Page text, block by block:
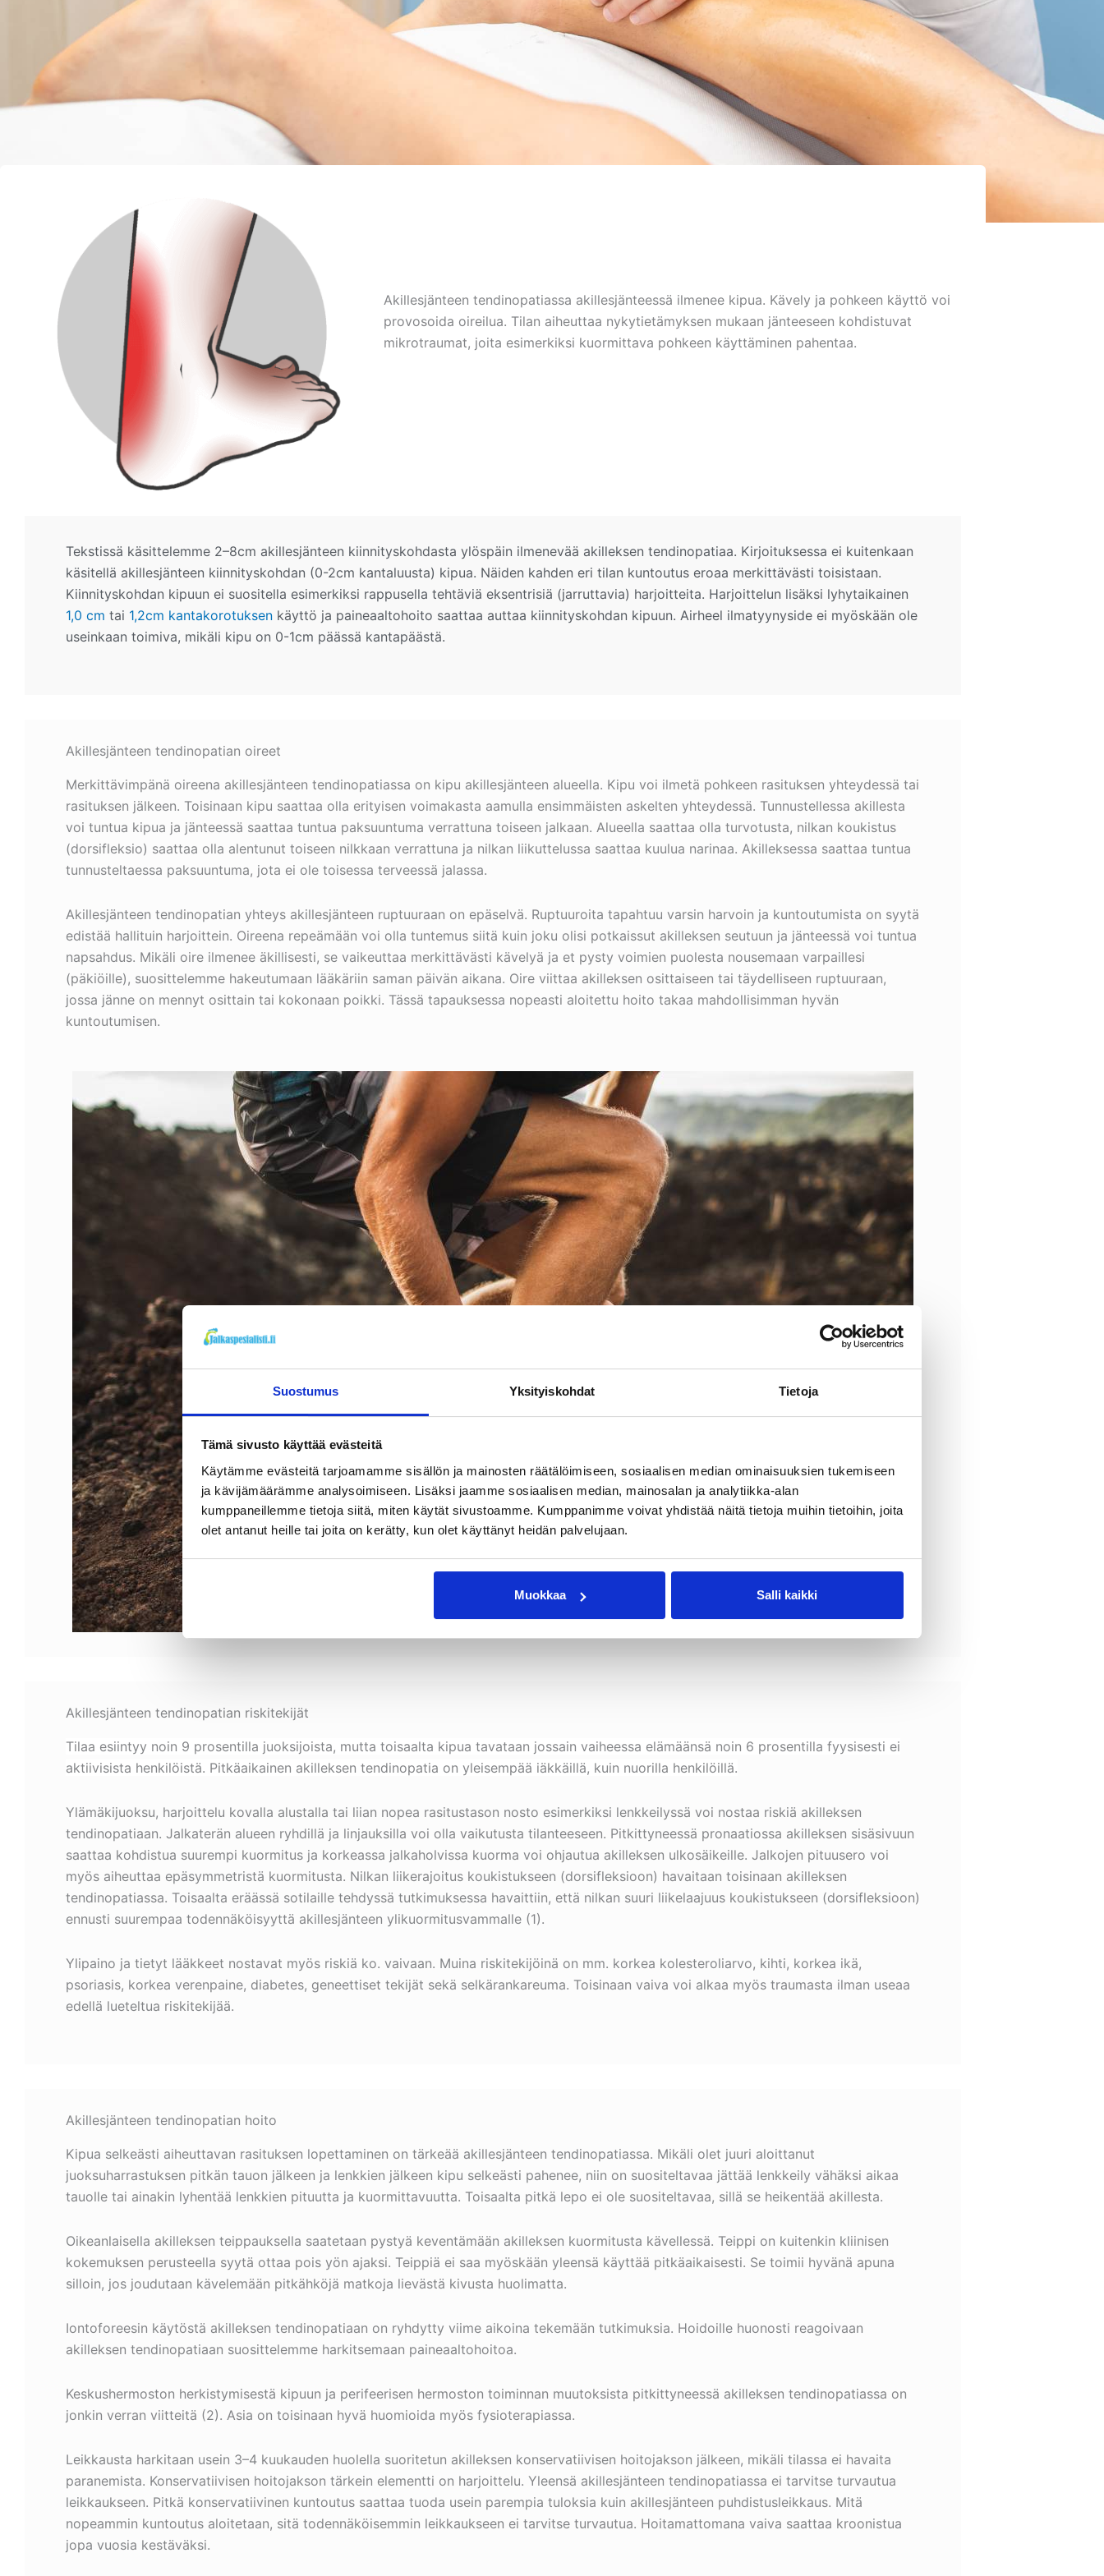
Suostumus Yksityiskohdat Tietoja
Tämä sivusto käyttää evästeitä
Käytämme evästeitä tarjoamamme sisällön ja mainosten räätälöimiseen, sosiaalisen median ominaisuuksien tukemiseen
ja kävijämäärämme analysoimiseen. Lisäksi jaamme sosiaalisen median, mainosalan ja analytiikka-alan
kumppaneillemme tietoja siitä, miten käytät sivustoamme. Kumppanimme voivat yhdistää näitä tietoja muihin tietoihin, joita
olet antanut heille tai joita on kerätty, kun olet käyttänyt heidän palvelujaan.
Muokkaa Salli kaikki
Akillesjänteen tendinopatiassa akillesjänteessä ilmenee kipua. Kävely ja pohkeen käyttö voi
provosoida oireilua. Tilan aiheuttaa nykytietämyksen mukaan jänteeseen kohdistuvat
mikrotraumat, joita esimerkiksi kuormittava pohkeen käyttäminen pahentaa.
Tekstissä käsittelemme 2–8cm akillesjänteen kiinnityskohdasta ylöspäin ilmenevää akilleksen tendinopatiaa. Kirjoituksessa ei kuitenkaan
käsitellä akillesjänteen kiinnityskohdan (0-2cm kantaluusta) kipua. Näiden kahden eri tilan kuntoutus eroaa merkittävästi toisistaan.
Kiinnityskohdan kipuun ei suositella esimerkiksi rappusella tehtäviä eksentrisiä (jarruttavia) harjoitteita. Harjoittelun lisäksi lyhytaikainen
1,0 cm tai 1,2cm kantakorotuksen käyttö ja paineaaltohoito saattaa auttaa kiinnityskohdan kipuun. Airheel ilmatyynyside ei myöskään ole
useinkaan toimiva, mikäli kipu on 0-1cm päässä kantapäästä.
Akillesjänteen tendinopatian oireet
Merkittävimpänä oireena akillesjänteen tendinopatiassa on kipu akillesjänteen alueella. Kipu voi ilmetä pohkeen rasituksen yhteydessä tai
rasituksen jälkeen. Toisinaan kipu saattaa olla erityisen voimakasta aamulla ensimmäisten askelten yhteydessä. Tunnustellessa akillesta
voi tuntua kipua ja jänteessä saattaa tuntua paksuuntuma verrattuna toiseen jalkaan. Alueella saattaa olla turvotusta, nilkan koukistus
(dorsifleksio) saattaa olla alentunut toiseen nilkkaan verrattuna ja nilkan liikuttelussa saattaa kuulua narinaa. Akilleksessa saattaa tuntua
tunnusteltaessa paksuuntuma, jota ei ole toisessa terveessä jalassa.
Akillesjänteen tendinopatian yhteys akillesjänteen ruptuuraan on epäselvä. Ruptuuroita tapahtuu varsin harvoin ja kuntoutumista on syytä
edistää hallituin harjoittein. Oireena repeämään voi olla tuntemus siitä kuin joku olisi potkaissut akilleksen seutuun ja jänteessä voi tuntua
napsahdus. Mikäli oire ilmenee äkillisesti, se vaikeuttaa merkittävästi kävelyä ja et pysty voimien puolesta nousemaan varpaillesi
(päkiöille), suosittelemme hakeutumaan lääkäriin saman päivän aikana. Oire viittaa akilleksen osittaiseen tai täydelliseen ruptuuraan,
jossa jänne on mennyt osittain tai kokonaan poikki. Tässä tapauksessa nopeasti aloitettu hoito takaa mahdollisimman hyvän
kuntoutumisen.
Akillesjänteen tendinopatian riskitekijät
Tilaa esiintyy noin 9 prosentilla juoksijoista, mutta toisaalta kipua tavataan jossain vaiheessa elämäänsä noin 6 prosentilla fyysisesti ei
aktiivisista henkilöistä. Pitkäaikainen akilleksen tendinopatia on yleisempää iäkkäillä, kuin nuorilla henkilöillä.
Ylämäkijuoksu, harjoittelu kovalla alustalla tai liian nopea rasitustason nosto esimerkiksi lenkkeilyssä voi nostaa riskiä akilleksen
tendinopatiaan. Jalkaterän alueen ryhdillä ja linjauksilla voi olla vaikutusta tilanteeseen. Pitkittyneessä pronaatiossa akilleksen sisäsivuun
saattaa kohdistua suurempi kuormitus ja korkeassa jalkaholvissa kuorma voi ohjautua akilleksen ulkosäikeille. Jalkojen pituusero voi
myös aiheuttaa epäsymmetristä kuormitusta. Nilkan liikerajoitus koukistukseen (dorsifleksioon) havaitaan toisinaan akilleksen
tendinopatiassa. Toisaalta eräässä sotilaille tehdyssä tutkimuksessa havaittiin, että nilkan suuri liikelaajuus koukistukseen (dorsifleksioon)
ennusti suurempaa todennäköisyyttä akillesjänteen ylikuormitusvammalle (1).
Ylipaino ja tietyt lääkkeet nostavat myös riskiä ko. vaivaan. Muina riskitekijöinä on mm. korkea kolesteroliarvo, kihti, korkea ikä,
psoriasis, korkea verenpaine, diabetes, geneettiset tekijät sekä selkärankareuma. Toisinaan vaiva voi alkaa myös traumasta ilman useaa
edellä lueteltua riskitekijää.
Akillesjänteen tendinopatian hoito
Kipua selkeästi aiheuttavan rasituksen lopettaminen on tärkeää akillesjänteen tendinopatiassa. Mikäli olet juuri aloittanut
juoksuharrastuksen pitkän tauon jälkeen ja lenkkien jälkeen kipu selkeästi pahenee, niin on suositeltavaa jättää lenkkeily vähäksi aikaa
tauolle tai ainakin lyhentää lenkkien pituutta ja kuormittavuutta. Toisaalta pitkä lepo ei ole suositeltavaa, sillä se heikentää akillesta.
Oikeanlaisella akilleksen teippauksella saatetaan pystyä keventämään akilleksen kuormitusta kävellessä. Teippi on kuitenkin kliinisen
kokemuksen perusteella syytä ottaa pois yön ajaksi. Teippiä ei saa myöskään yleensä käyttää pitkäaikaisesti. Se toimii hyvänä apuna
silloin, jos joudutaan kävelemään pitkähköjä matkoja lievästä kivusta huolimatta.
Iontoforeesin käytöstä akilleksen tendinopatiaan on ryhdytty viime aikoina tekemään tutkimuksia. Hoidoille huonosti reagoivaan
akilleksen tendinopatiaan suosittelemme harkitsemaan paineaaltohoitoa.
Keskushermoston herkistymisestä kipuun ja perifeerisen hermoston toiminnan muutoksista pitkittyneessä akilleksen tendinopatiassa on
jonkin verran viitteitä (2). Asia on toisinaan hyvä huomioida myös fysioterapiassa.
Leikkausta harkitaan usein 3–4 kuukauden huolella suoritetun akilleksen konservatiivisen hoitojakson jälkeen, mikäli tilassa ei havaita
paranemista. Konservatiivisen hoitojakson tärkein elementti on harjoittelu. Yleensä akillesjänteen tendinopatiassa ei tarvitse turvautua
leikkaukseen. Pitkä konservatiivinen kuntoutus saattaa tuoda usein parempia tuloksia kuin akillesjänteen puhdistusleikkaus. Mitä
nopeammin kuntoutus aloitetaan, sitä todennäköisemmin leikkaukseen ei tarvitse turvautua. Hoitamattomana vaiva saattaa kroonistua
jopa vuosia kestäväksi.